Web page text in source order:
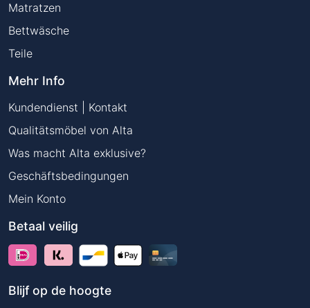
Matratzen
Bettwäsche
Teile
Mehr Info
Kundendienst | Kontakt
Qualitätsmöbel von Alta
Was macht Alta exklusive?
Geschäftsbedingungen
Mein Konto
Betaal veilig
Blijf op de hoogte